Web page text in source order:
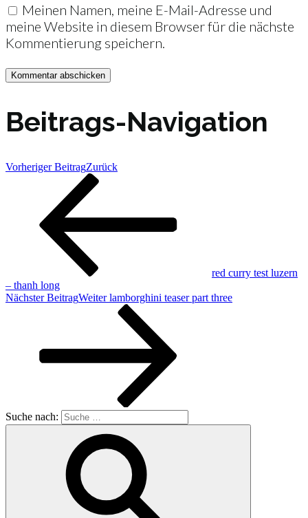
Meinen Namen, meine E-Mail-Adresse und
meine Website in diesem Browser für die nächste
Kommentierung speichern.
Beitrags-Navigation
Vorheriger BeitragZurück
red curry test luzern
– thanh long
Nächster BeitragWeiter lamborghini teaser part three
Suche nach: